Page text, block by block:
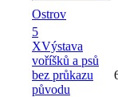
Ostrov
5
XVýstava
voříšků a psů
bez průkazu
původu